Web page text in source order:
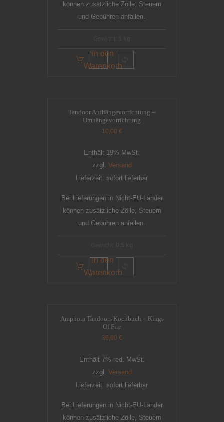
können zusätzliche Zölle, Steuern
und Gebühren anfallen.
In den
Warenkorb
Tandoor Aufhängevorrichtung –
Umhängevorrichtung
10,00 €
Enthält 19% MwSt.
zzgl. Versand
Lieferzeit: sofort lieferbar
Bei Lieferungen in Nicht-EU-Länder
können zusätzliche Zölle, Steuern
und Gebühren anfallen.
In den
Warenkorb
Amphora Tandoors Kochbuch – Kings
Of Fire
36,00 €
Enthält 7% red. MwSt.
zzgl. Versand
Lieferzeit: sofort lieferbar
Bei Lieferungen in Nicht-EU-Länder
können zusätzliche Zölle, Steuern